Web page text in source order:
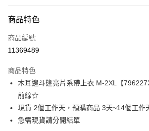
信用卡一次付款
超商取貨付款
Apple Pay
街口支付
悠遊付
商品特色
商品編號
11369489
商品特色
木耳邊斗篷亮片系帶上衣 M-2XL【
前線☆
現貨 2個工作天，預購商品 3天~14個工作
急需現貨請分開結單